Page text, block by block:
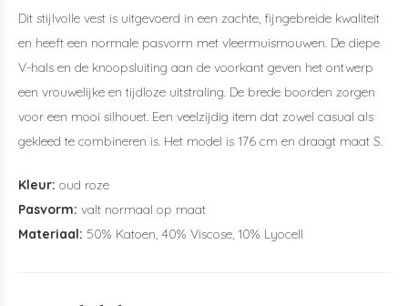
Dit stijlvolle vest is uitgevoerd in een zachte, fijngebreide kwaliteit
en heeft een normale pasvorm met vleermuismouwen. De diepe
V-hals en de knoopsluiting aan de voorkant geven het ontwerp
een vrouwelijke en tijdloze uitstraling. De brede boorden zorgen
voor een mooi silhouet. Een veelzijdig item dat zowel casual als
gekleed te combineren is. Het model is 176 cm en draagt maat S.
Kleur: oud roze
Pasvorm: valt normaal op maat
Materiaal: 50% Katoen, 40% Viscose, 10% Lyocell